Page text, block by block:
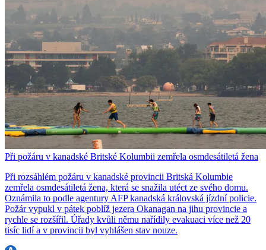
Při požáru v kanadské Britské Kolumbii zemřela osmdesátiletá žena
Při rozsáhlém požáru v kanadské provincii Britská Kolumbie
zemřela osmdesátiletá žena, která se snažila utéct ze svého domu.
Oznámila to podle agentury AFP kanadská královská jízdní policie.
Požár vypukl v pátek poblíž jezera Okanagan na jihu provincie a
rychle se rozšířil. Úřady kvůli němu nařídily evakuaci více než 20
tisíc lidí a v provincii byl vyhlášen stav nouze.